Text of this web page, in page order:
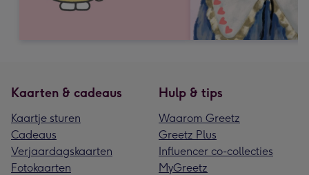
Kaarten & cadeaus
Kaartje sturen
Cadeaus
Verjaardagskaarten
Fotokaarten
Hulp & tips
Waarom Greetz
Greetz Plus
Influencer co-collecties
MyGreetz